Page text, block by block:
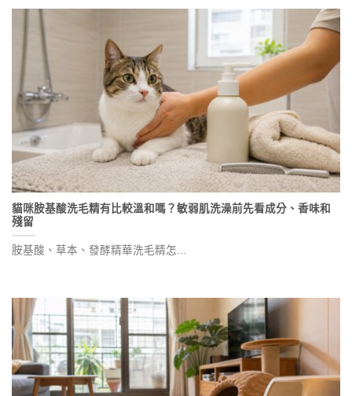
貓咪胺基酸洗毛精有比較溫和嗎？敏弱肌洗澡前先看成分、香味和
殘留
胺基酸、草本、發酵精華洗毛精怎...